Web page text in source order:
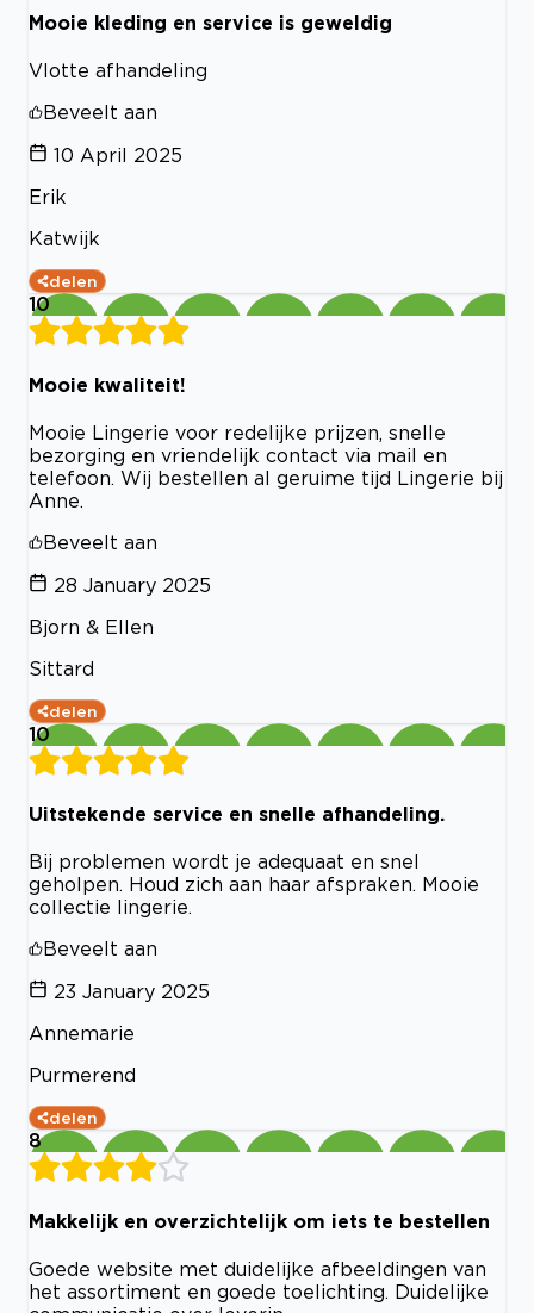
Mooie kleding en service is geweldig
Vlotte afhandeling
Beveelt aan
10 April 2025
Erik
Katwijk
delen
10
Mooie kwaliteit!
Mooie Lingerie voor redelijke prijzen, snelle
bezorging en vriendelijk contact via mail en
telefoon. Wij bestellen al geruime tijd Lingerie bij
Anne.
Beveelt aan
28 January 2025
Bjorn & Ellen
Sittard
delen
10
Uitstekende service en snelle afhandeling.
Bij problemen wordt je adequaat en snel
geholpen. Houd zich aan haar afspraken. Mooie
collectie lingerie.
Beveelt aan
23 January 2025
Annemarie
Purmerend
delen
8
Makkelijk en overzichtelijk om iets te bestellen
Goede website met duidelijke afbeeldingen van
het assortiment en goede toelichting. Duidelijke